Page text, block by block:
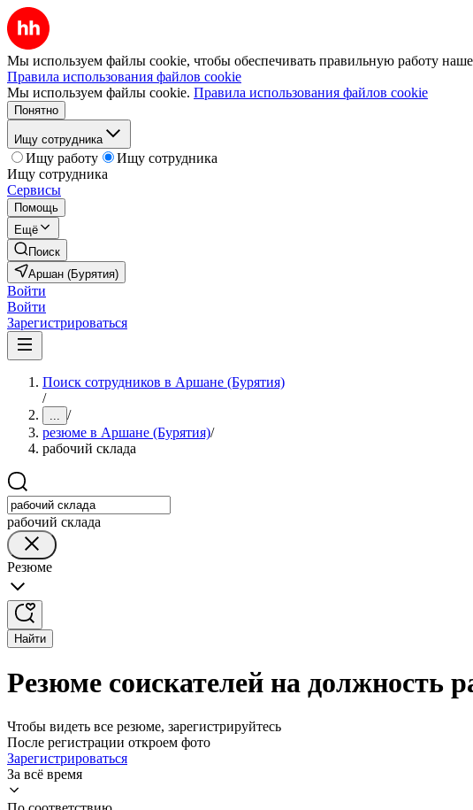
Мы используем файлы cookie, чтобы обеспечивать правильную работу
Правила использования файлов cookie
Мы используем файлы cookie. Правила использования файлов cookie
Понятно
Ищу сотрудника
Ищу работу
Ищу сотрудника
Ищу сотрудника
Сервисы
Помощь
Ещё
Поиск
Аршан (Бурятия)
Войти
Войти
Зарегистрироваться
Поиск сотрудников в Аршане (Бурятия)
/
... /
резюме в Аршане (Бурятия)/
рабочий склада
рабочий склада
Резюме
Найти
Резюме соискателей на должность
Чтобы видеть все резюме, зарегистрируйтесь
После регистрации откроем фото
Зарегистрироваться
За всё время